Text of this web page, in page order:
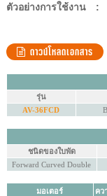
ตัวอย่างการใช้งาน :
ดาวน์โหลดเอกสาร
รุ่น
AV-36FCD
ชนิดของใบพัด
Forward Curved Double
มอเตอร์ คว